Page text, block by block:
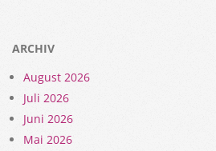
ARCHIV
August 2026
Juli 2026
Juni 2026
Mai 2026